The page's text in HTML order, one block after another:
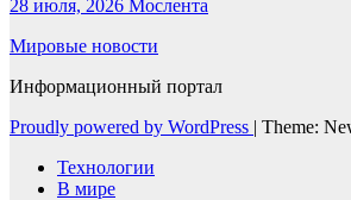
28 июля, 2026 Мослента
Мировые новости
Информационный портал
Proudly powered by WordPress | Theme:
Технологии
В мире